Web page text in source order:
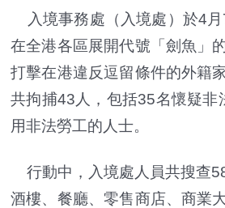
入境事務處（入境處）於4月
在全港各區展開代號「劍魚」
打擊在港違反逗留條件的外籍
共拘捕43人，包括35名懷疑非
用非法勞工的人士。
行動中，入境處人員共搜查
酒樓、餐廳、零售商店、商業